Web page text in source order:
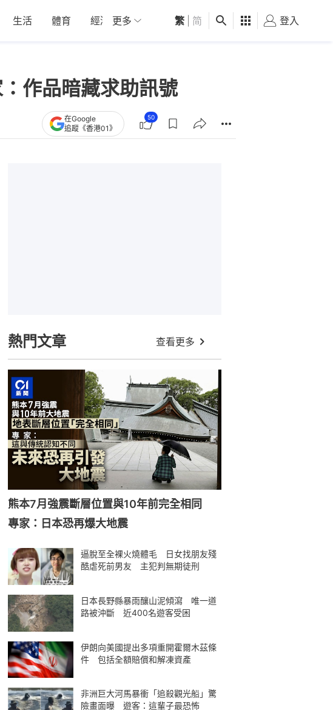
生活 體育 經濟 01深圳 觀點 健康 好食玩飛
更多 繁 简 登入
作品暗藏求助訊號
在Google
追蹤《香港01》
50
熱門文章 查看更多
熊本7月強震斷層位置與10年前完全相同
專家：日本恐再爆大地震
逼脫至全裸火燒體毛 日女找朋友殘
酷虐死前男友 主犯判無期徒刑
日本長野縣暴雨釀山泥傾瀉 唯一道
路被沖斷 近400名遊客受困
伊朗向美國提出多項重開霍爾木茲條
件 包括全額賠償和解凍資產
非洲巨大河馬暴衝「追殺觀光船」驚
險畫面曝 遊客：這輩子最恐怖